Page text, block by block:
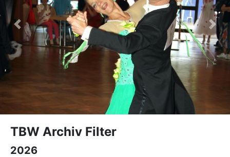
Previous Next
TBW Archiv Filter
2026